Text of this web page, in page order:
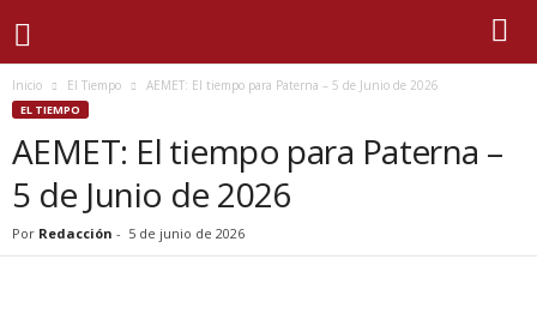
Inicio El Tiempo AEMET: El tiempo para Paterna – 5 de Junio de 2026
EL TIEMPO
AEMET: El tiempo para Paterna –
5 de Junio de 2026
Por Redacción - 5 de junio de 2026